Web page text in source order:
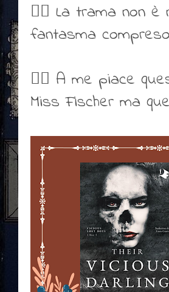
👎🏻 La trama non
fantasma
👎🏻 A me piace
Miss Fischer ma